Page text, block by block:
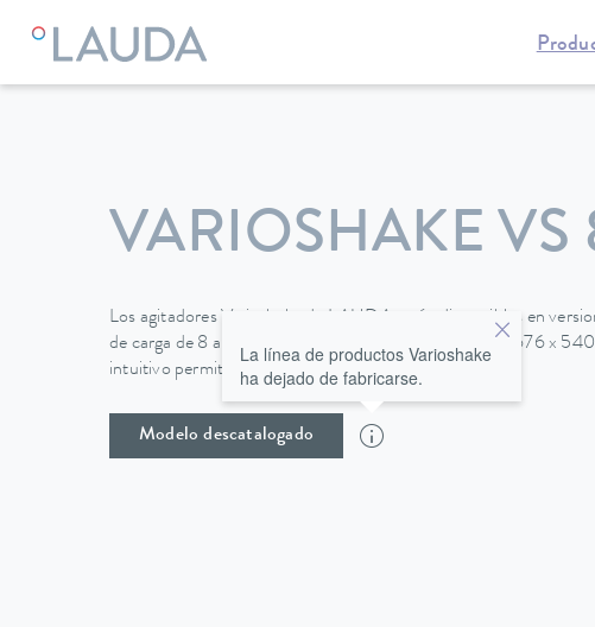
VARIOSHAKE VS
Los agitadores Varioshake de LAUDA están disponibles en
de carga de 8 a 30 kg y superficies de trabajo de hasta 676 x
intuitivo permite un fácil manejo.
Modelo descatalogado
La línea de productos Varioshake
ha dejado de fabricarse.